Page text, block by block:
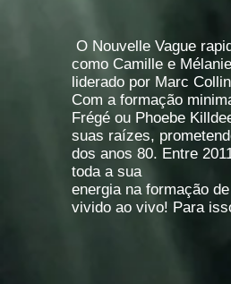
O Nouvelle Vague
como Camille e
liderado por Marc
Com a formação
Frégé ou Phoebe
suas raízes,
dos anos 80. Entre
toda a sua
energia na formação
vivido ao vivo! Para